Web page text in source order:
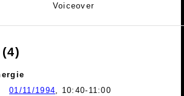
Voiceover
01/11/1994, 10:40-11:00